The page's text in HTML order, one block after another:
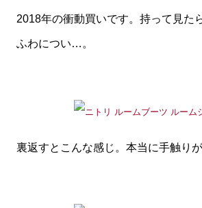
2018年の衝動買いです。持って見た
ふわについ…。
裏返すとこんな感じ。本当に手触り